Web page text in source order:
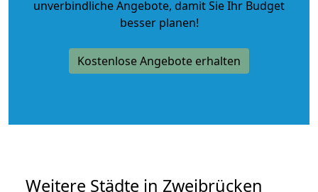
unverbindliche Angebote, damit Sie Ihr Budget
besser planen!
Kostenlose Angebote erhalten
Weitere Städte in Zweibrücken